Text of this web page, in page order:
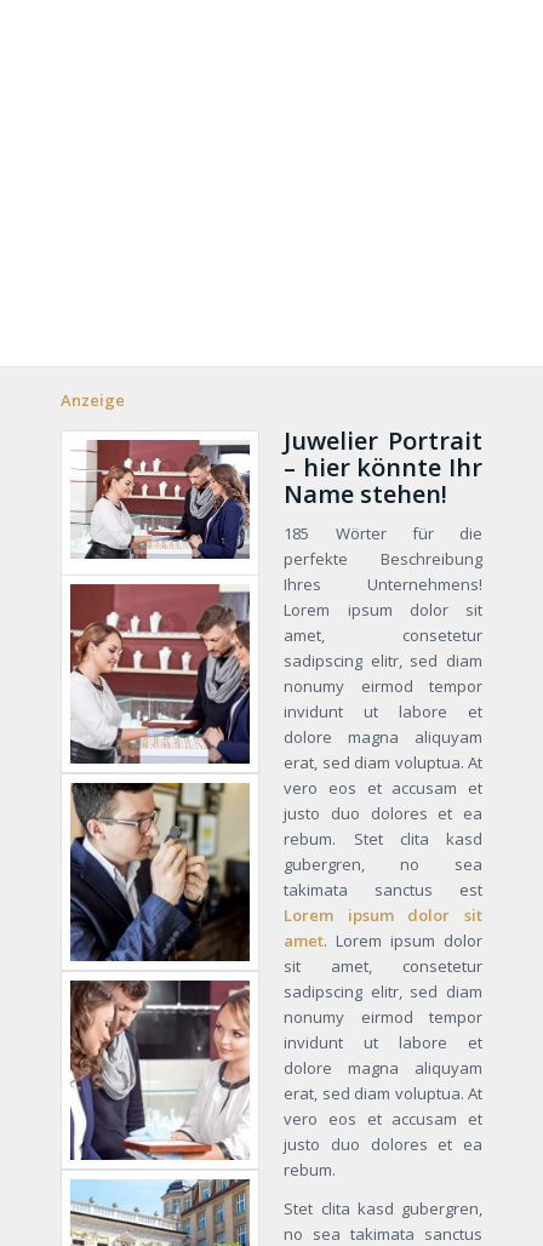
Anzeige
Juwelier Portrait
– hier könnte Ihr
Name stehen!
185 Wörter für die
perfekte Beschreibung
Ihres Unternehmens!
Lorem ipsum dolor sit
amet, consetetur
sadipscing elitr, sed diam
nonumy eirmod tempor
invidunt ut labore et
dolore magna aliquyam
erat, sed diam voluptua. At
vero eos et accusam et
justo duo dolores et ea
rebum. Stet clita kasd
gubergren, no sea
takimata sanctus est
Lorem ipsum dolor sit
amet. Lorem ipsum dolor
sit amet, consetetur
sadipscing elitr, sed diam
nonumy eirmod tempor
invidunt ut labore et
dolore magna aliquyam
erat, sed diam voluptua. At
vero eos et accusam et
justo duo dolores et ea
rebum.
Stet clita kasd gubergren,
no sea takimata sanctus